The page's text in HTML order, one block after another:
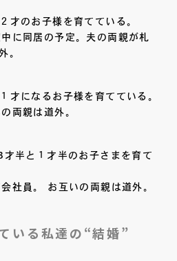
才のお子様を育てている。
に同居の予定。夫の両親が札
。
才になるお子様を育てている。
両親は道外。
才半と１才半のお子さまを育て
社員。 お互いの両親は道外。
いる私達の“結婚”